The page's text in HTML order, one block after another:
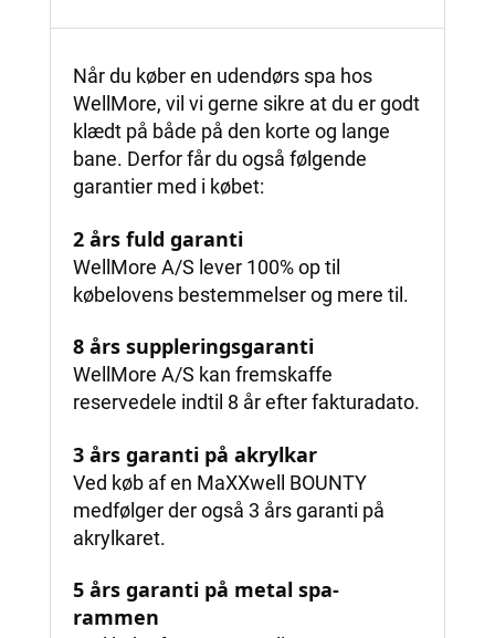
Når du køber en udendørs spa hos
WellMore, vil vi gerne sikre at du er godt
klædt på både på den korte og lange
bane. Derfor får du også følgende
garantier med i købet:
2 års fuld garanti
WellMore A/S lever 100% op til
købelovens bestemmelser og mere til.
8 års suppleringsgaranti
WellMore A/S kan fremskaffe
reservedele indtil 8 år efter fakturadato.
3 års garanti på akrylkar
Ved køb af en MaXXwell BOUNTY
medfølger der også 3 års garanti på
akrylkaret.
5 års garanti på metal spa-
rammen